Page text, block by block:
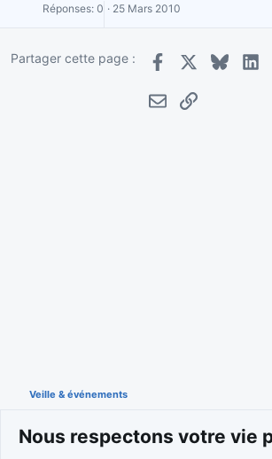
Réponses 0 25 Mars 2010
Partager cette page :
Facebook
X Bluesky
E-mailLien
Veille & événements
Nous respectons votre vie